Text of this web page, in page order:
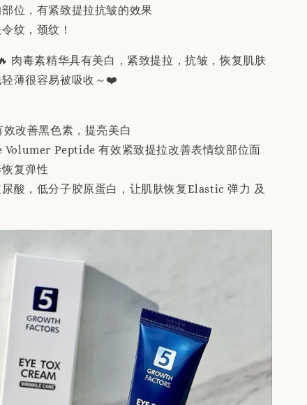
位，有紧致提拉抗皱的效果
纹，颈纹！
肉毒素精华具有美白，紧致提拉，抗皱，恢复肌肤
薄很容易被吸收～❤️
改善黑色素，提亮美白
Volumer Peptide 有效紧致提拉改善表情纹部位面
复弹性
酸，低分子胶原蛋白，让肌肤恢复Elastic 弹力 及